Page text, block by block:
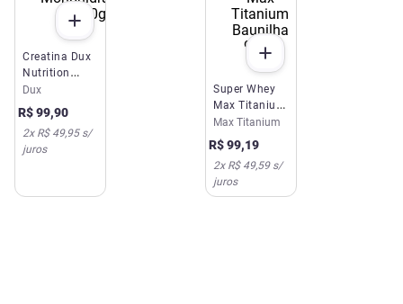
Creatina Dux
Nutrition
Monohidratada
300g
Dux
R$99,90
2x R$ 49,95s/
juros
Super Whey
Max Titanium
Baunilha
900g
Max Titanium
R$99,19
2x R$ 49,59s/
juros